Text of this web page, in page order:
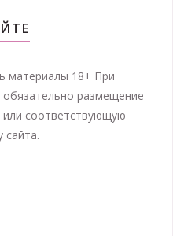
материалы 18+ При
размещение
или соответствующую
сайта.